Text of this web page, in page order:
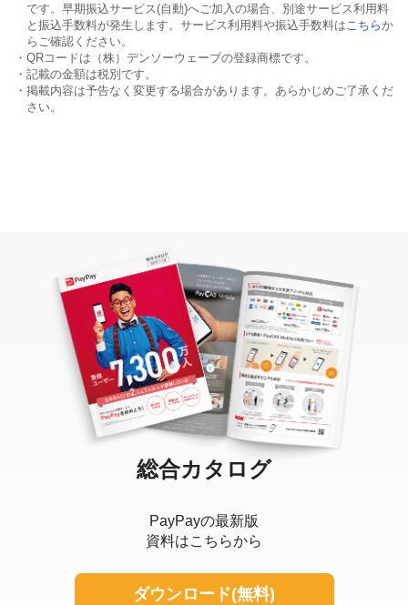
です。早期振込サービス(自動)へご加入の場合、別途サービス利用料
と振込手数料が発生します。サービス利用料や振込手数料は こちらか
らご確認ください。
・QRコードは（株）デンソーウェーブの登録商標です。
・記載の金額は税別です。
・掲載内容は予告なく変更する場合があります。あらかじめご了承くだ
さい。
総合カタログ
PayPayの最新版
資料はこちらから
ダウンロード(無料)